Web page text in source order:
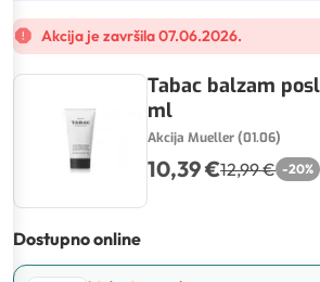
Akcija je završila 07.06.2026.
Tabac balzam
ml
Akcija Mueller (01.06)
10,39 €12,99 € -20%
Dostupno online